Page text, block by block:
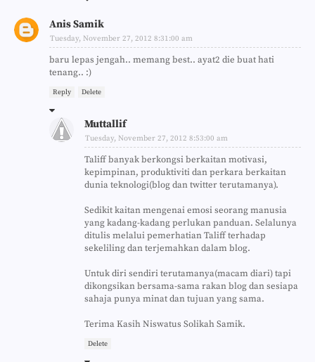
Anis Samik
Tuesday, November 27, 2012 8:31:00 am
baru lepas jengah.. memang best.. ayat2 die buat hati
tenang.. :)
Reply Delete
Muttallif
Tuesday, November 27, 2012 8:53:00 am
Taliff banyak berkongsi berkaitan motivasi,
kepimpinan, produktiviti dan perkara berkaitan
dunia teknologi(blog dan twitter terutamanya).
Sedikit kaitan mengenai emosi seorang manusia
yang kadang-kadang perlukan panduan. Selalunya
ditulis melalui pemerhatian Taliff terhadap
sekeliling dan terjemahkan dalam blog.
Untuk diri sendiri terutamanya(macam diari) tapi
dikongsikan bersama-sama rakan blog dan sesiapa
sahaja punya minat dan tujuan yang sama.
Terima Kasih Niswatus Solikah Samik.
Delete